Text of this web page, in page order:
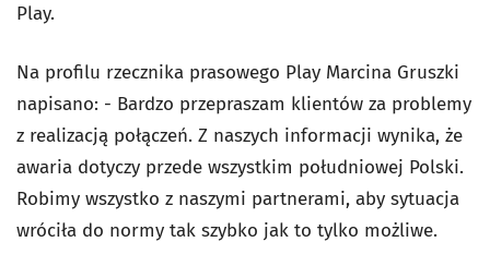
Play.
Na profilu rzecznika prasowego Play Marcina Gruszki
napisano: - Bardzo przepraszam klientów za problemy
z realizacją połączeń. Z naszych informacji wynika, że
awaria dotyczy przede wszystkim południowej Polski.
Robimy wszystko z naszymi partnerami, aby sytuacja
wróciła do normy tak szybko jak to tylko możliwe.